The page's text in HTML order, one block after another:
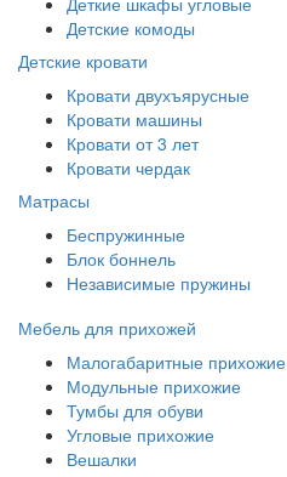
Детские комоды
Детские кровати
Кровати двухъярусные
Кровати машины
Кровати от 3 лет
Кровати чердак
Матрасы
Беспружинные
Блок боннель
Независимые пружины
Мебель для прихожей
Малогабаритные прихожие
Модульные прихожие
Тумбы для обуви
Угловые прихожие
Вешалки